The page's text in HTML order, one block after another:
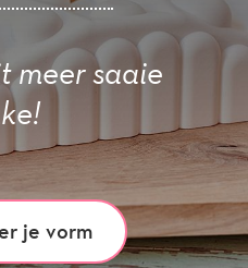
meer saaie
je vorm